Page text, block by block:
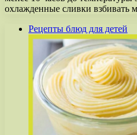
охлажденные сливки взбивать
Рецепты блюд для детей